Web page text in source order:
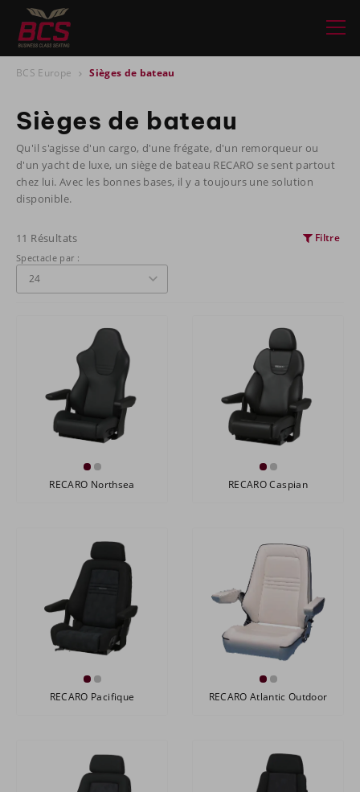
BCS Europe Sièges de bateau
Sièges de bateau
Qu'il s'agisse d'un cargo, d'une frégate, d'un remorqueur ou
d'un yacht de luxe, un siège de bateau RECARO se sent partout
chez lui. Avec les bonnes bases, il y a toujours une solution
disponible.
11 Résultats
Filtre
Spectacle par :
RECARO Northsea RECARO Caspian
RECARO Pacifique RECARO Atlantic Outdoor